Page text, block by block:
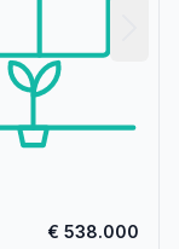
€ 538.000